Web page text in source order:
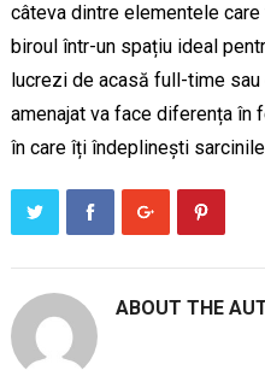
câteva dintre elementele
biroul într-un spațiu ideal
lucrezi de acasă full-time
amenajat va face diferența în
în care îți îndeplinești
ABOUT THE